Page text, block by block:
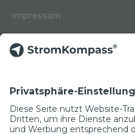
Impressum
Kontakt
Glossar